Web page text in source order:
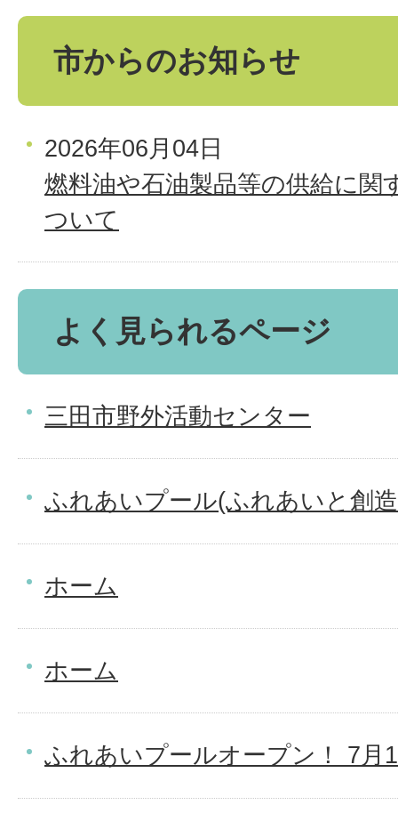
市からのお知らせ
2026年06月04日
燃料油や石油製品等の供給に関
ついて
よく見られるページ
三田市野外活動センター
ふれあいプール(ふれあいと創
ホーム
ホーム
ふれあいプールオープン！ 7月